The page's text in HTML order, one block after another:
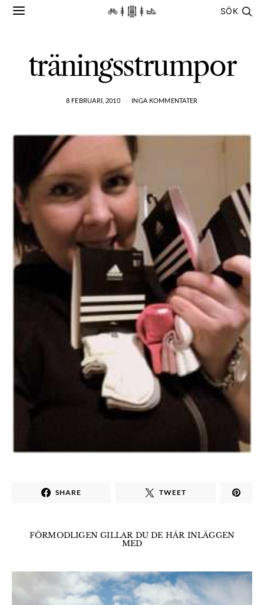
SÖK
träningsstrumpor
8 FEBRUARI, 2010 INGA KOMMENTATER
SHARE TWEET
FÖRMODLIGEN GILLAR DU DE HÄR INLÄGGEN
MED